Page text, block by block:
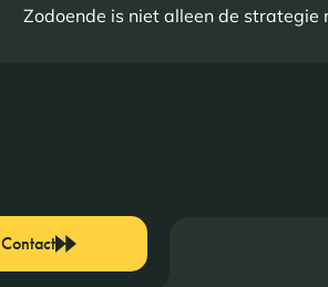
Zodoende is niet alleen de
Contact